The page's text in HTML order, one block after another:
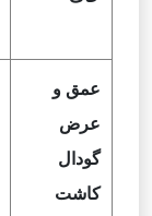
عمق و
عرض
گودال
کاشت